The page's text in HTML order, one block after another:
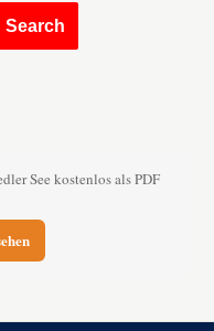
See kostenlos als PDF